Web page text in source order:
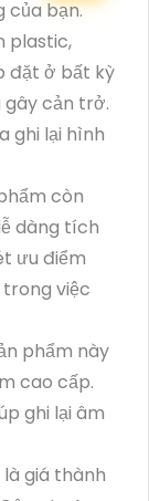
của bạn.
plastic,
đặt ở bất kỳ
cản trở.
ghi lại hình
còn
dàng tích
ưu điểm
việc
phẩm này
cao cấp.
ghi lại âm
giá thành